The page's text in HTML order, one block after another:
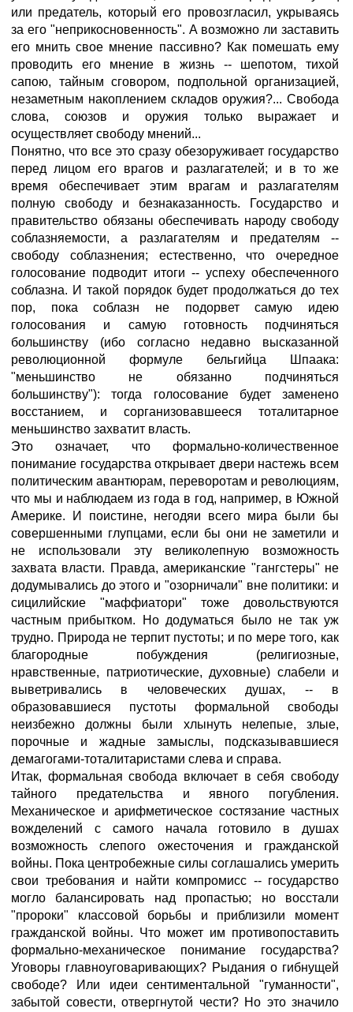
или предатель, который его провозгласил, укрываясь
за его "неприкосновенность". А возможно ли заставить
его мнить свое мнение пассивно? Как помешать ему
проводить его мнение в жизнь -- шепотом, тихой
сапою, тайным сговором, подпольной организацией,
незаметным накоплением складов оружия?... Свобода
слова, союзов и оружия только выражает и
осуществляет свободу мнений...
Понятно, что все это сразу обезоруживает государство
перед лицом его врагов и разлагателей; и в то же
время обеспечивает этим врагам и разлагателям
полную свободу и безнаказанность. Государство и
правительство обязаны обеспечивать народу свободу
соблазняемости, а разлагателям и предателям --
свободу соблазнения; естественно, что очередное
голосование подводит итоги -- успеху обеспеченного
соблазна. И такой порядок будет продолжаться до тех
пор, пока соблазн не подорвет самую идею
голосования и самую готовность подчиняться
большинству (ибо согласно недавно высказанной
революционной формуле бельгийца Шпаака:
"меньшинство не обязанно подчиняться
большинству"): тогда голосование будет заменено
восстанием, и сорганизовавшееся тоталитарное
меньшинство захватит власть.
Это означает, что формально-количественное
понимание государства открывает двери настежь всем
политическим авантюрам, переворотам и революциям,
что мы и наблюдаем из года в год, например, в Южной
Америке. И поистине, негодяи всего мира были бы
совершенными глупцами, если бы они не заметили и
не использовали эту великолепную возможность
захвата власти. Правда, американские "гангстеры" не
додумывались до этого и "озорничали" вне политики: и
сицилийские "маффиатори" тоже довольствуются
частным прибытком. Но додуматься было не так уж
трудно. Природа не терпит пустоты; и по мере того, как
благородные побуждения (религиозные,
нравственные, патриотические, духовные) слабели и
выветривались в человеческих душах, -- в
образовавшиеся пустоты формальной свободы
неизбежно должны были хлынуть нелепые, злые,
порочные и жадные замыслы, подсказывавшиеся
демагогами-тоталитаристами слева и справа.
Итак, формальная свобода включает в себя свободу
тайного предательства и явного погубления.
Механическое и арифметическое состязание частных
вожделений с самого начала готовило в душах
возможность слепого ожесточения и гражданской
войны. Пока центробежные силы соглашались умерить
свои требования и найти компромисс -- государство
могло балансировать над пропастью; но восстали
"пророки" классовой борьбы и приблизили момент
гражданской войны. Что может им противопоставить
формально-механическое понимание государства?
Уговоры главноуговаривающих? Рыдания о гибнущей
свободе? Или идеи сентиментальной "гуманности",
забытой совести, отвергнутой чести? Но это значило